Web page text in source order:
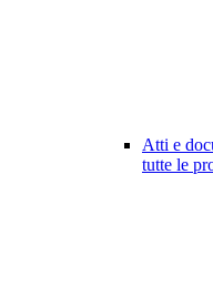
Atti e
tutte le